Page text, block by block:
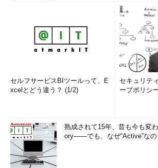
セルフサービスBIツールって、E
xcelとどう違う？ (1/2)
セキュリテ
ープポリシ
熟成されて15年、昔も今も変
ory――でも、なぜ“Active”なの